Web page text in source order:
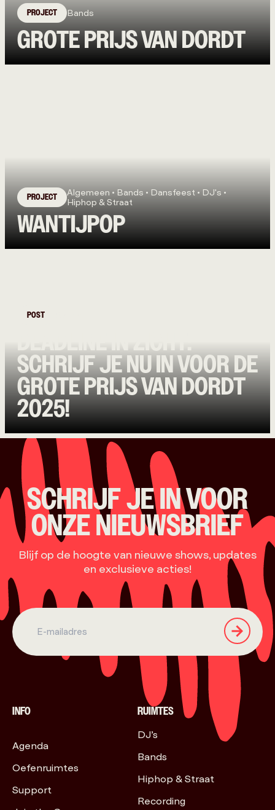
PROJECT Bands
GROTE PRIJS VAN DORDT
PROJECT
Algemeen • Bands • Dansfeest • DJ's •
Hiphop & Straat
WANTIJPOP
POST
DEADLINE IN ZICHT:
SCHRIJF JE NU IN VOOR DE
GROTE PRIJS VAN DORDT
2025!
SCHRIJF JE IN VOOR
ONZE NIEUWSBRIEF
Blijf op de hoogte van nieuwe shows, updates
en exclusieve acties!
INFO
Agenda
Oefenruimtes
Support
RUIMTES
DJ’s
Bands
Hiphop & Straat
Recording